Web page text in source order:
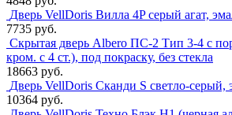
Дверь VellDoris Вилла 4P серый агат,
7735 руб.
Скрытая дверь Albero ПС-2 Тип 3-4 с
кром. с 4 ст.), под покраску, без стекла
18663 руб.
Дверь VellDoris Сканди S светло-серый,
10364 руб.